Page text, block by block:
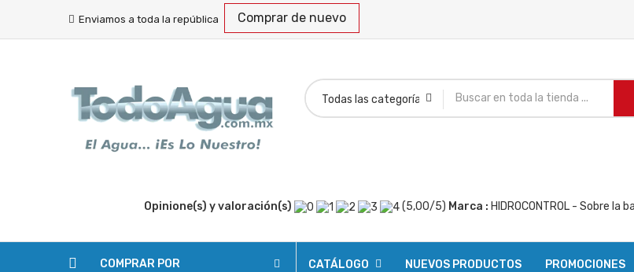
Enviamos a toda la república Comprar de nuevo
Opinione(s) y valoración(s)
(5,00/5) Marca : HIDROCONTROL - Sobre la
COMPRAR POR CATÁLOGO NUEVOS PRODUCTOS PROMOCIONES